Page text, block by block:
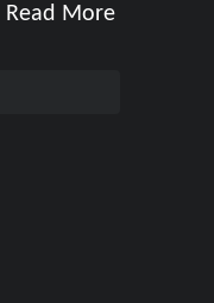
Read More